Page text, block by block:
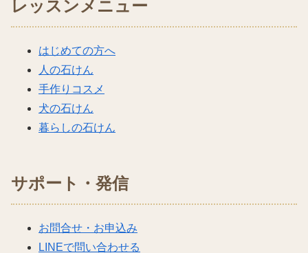
レッスンメニュー
はじめての方へ
人の石けん
手作りコスメ
犬の石けん
暮らしの石けん
サポート・発信
お問合せ・お申込み
LINEで問い合わせる